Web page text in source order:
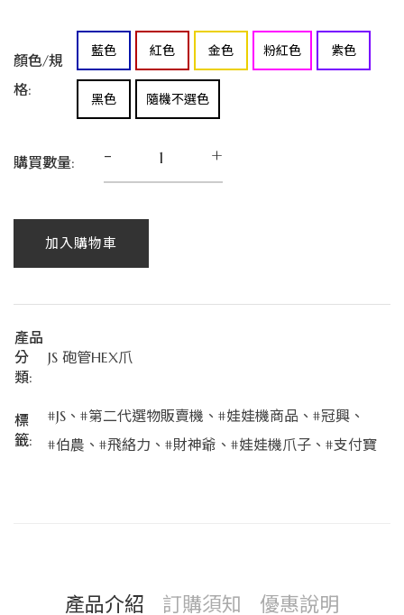
顏色/規
格:
藍色 紅色 金色 粉紅色 紫色
黑色 隨機不選色
購買數量: - +
加入購物車
產品
分
類:
JS 砲管HEX爪
標
籤:
#JS 、 #第二代選物販賣機 、 #娃娃機商品 、 #冠興 、
#伯農 、 #飛絡力 、 #財神爺 、 #娃娃機爪子 、 #支付寶
產品介紹 訂購須知 優惠說明